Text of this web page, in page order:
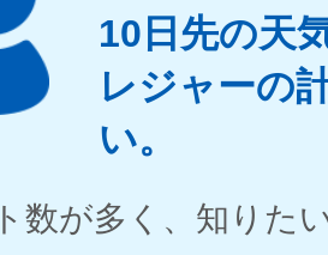
10日先の天
レジャーの
い。
数が多く、知りた